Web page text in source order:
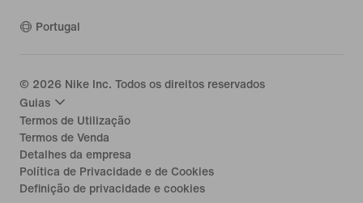
Portugal
© 2026 Nike Inc. Todos os direitos reservados
Guias
Termos de Utilização
Termos de Venda
Detalhes da empresa
Política de Privacidade e de Cookies
Definição de privacidade e cookies